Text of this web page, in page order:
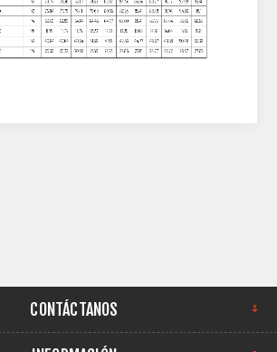
CONTÁCTANOS